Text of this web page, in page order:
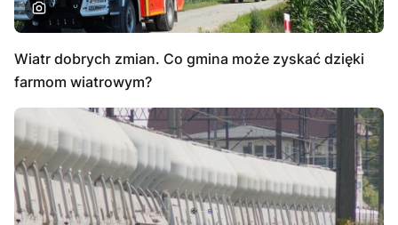
Wiatr dobrych zmian. Co gmina może zyskać dzięki
farmom wiatrowym?